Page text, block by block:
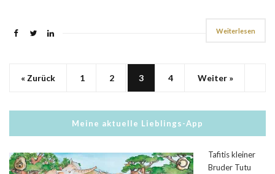
Weiterlesen
« Zurück 1 2 3 4 Weiter »
Meine aktuelle Lieblings-App
Tafitis kleiner
Bruder Tutu